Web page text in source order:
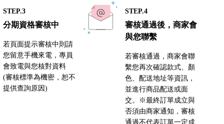
STEP.3
分期資格審核中
若頁面提示審核中則請
您留意手機來電，專員
會致電與您核對資料
(審核標準為機密，恕不
提供查詢原因)
STEP.4
審核通過後，商家會
與您聯繫
若審核通過，商家會聯
繫您再次確認款式、顏
色、配送地址等資訊，
並進行商品配送或面
交。※最終訂單成立與
否須由商家通知，審核
通過不代表訂單一定成